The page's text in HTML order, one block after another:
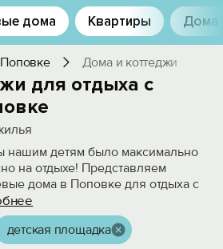
объект
дома Квартиры Дома
Дома и коттеджи
для отдыха с
нашим детям было максимально
на отдыхе! Представляем
дома в Поповке для отдыха с
детская площадка